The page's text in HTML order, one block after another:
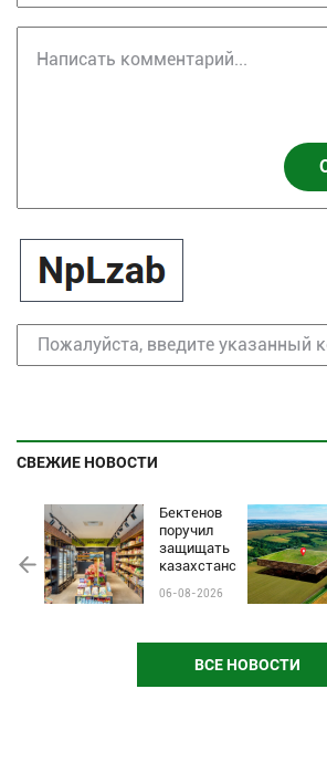
СВЕЖИЕ НОВОСТИ
Бектенов
поручил
защищать
казахстанские
чёрного пиара
06-08-2026
ВСЕ НОВОСТИ